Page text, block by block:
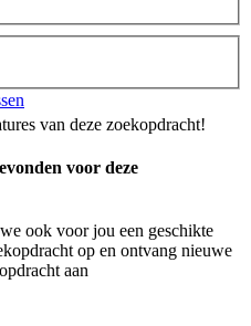
van deze zoekopdracht!
voor deze
ook voor jou een geschikte
op en ontvang nieuwe
aan